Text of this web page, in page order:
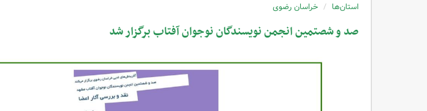
استان‌ها خراسان رضوی
صد و شصتمین انجمن نویسندگان نوجوان آفتاب برگزار شد